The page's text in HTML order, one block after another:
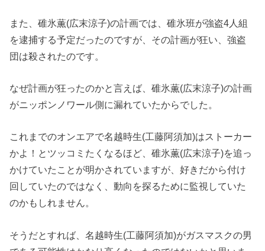
また、碓氷薫(広末涼子)の計画では、碓氷班が強盗4人組
を逮捕する予定だったのですが、その計画が狂い、強盗
団は殺されたのです。
なぜ計画が狂ったのかと言えば、碓氷薫(広末涼子)の計画
がニッポンノワール側に漏れていたからでした。
これまでのオンエアで名越時生(工藤阿須加)はストーカー
かよ！とツッコミたくなるほど、碓氷薫(広末涼子)を追っ
かけていたことが明かされていますが、好きだから付け
回していたのではなく、動向を探るために監視していた
のかもしれません。
そうだとすれば、名越時生(工藤阿須加)がガスマスクの男